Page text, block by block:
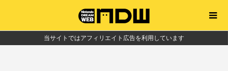
当サイトではアフィリエイト広告を利用しています